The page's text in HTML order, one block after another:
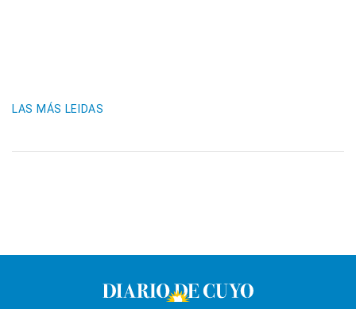
LAS MÁS LEIDAS